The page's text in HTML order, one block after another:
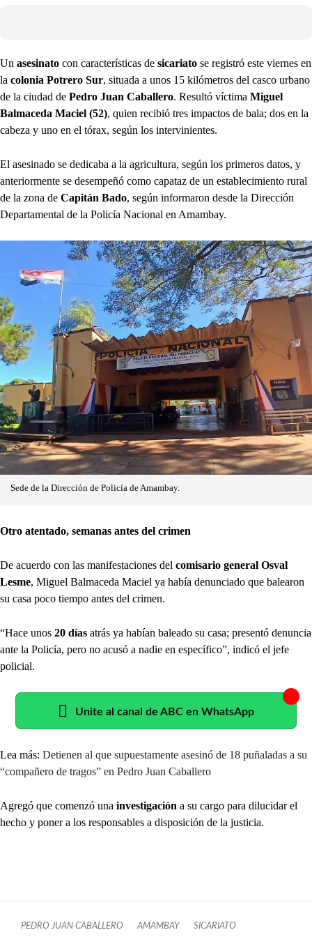
Un asesinato con características de sicariato se registró este viernes en
la colonia Potrero Sur, situada a unos 15 kilómetros del casco urbano
de la ciudad de Pedro Juan Caballero. Resultó víctima Miguel
Balmaceda Maciel (52), quien recibió tres impactos de bala; dos en la
cabeza y uno en el tórax, según los intervinientes.
El asesinado se dedicaba a la agricultura, según los primeros datos, y
anteriormente se desempeñó como capataz de un establecimiento rural
de la zona de Capitán Bado, según informaron desde la Dirección
Departamental de la Policía Nacional en Amambay.
Sede de la Dirección de Policía de Amambay.
Otro atentado, semanas antes del crimen
De acuerdo con las manifestaciones del comisario general Osval
Lesme, Miguel Balmaceda Maciel ya había denunciado que balearon
su casa poco tiempo antes del crimen.
“Hace unos 20 días atrás ya habían baleado su casa; presentó denuncia
ante la Policía, pero no acusó a nadie en específico”, indicó el jefe
policial.
Unite al canal de ABC en WhatsApp
Lea más: Detienen al que supuestamente asesinó de 18 puñaladas a su
“compañero de tragos” en Pedro Juan Caballero
Agregó que comenzó una investigación a su cargo para dilucidar el
hecho y poner a los responsables a disposición de la justicia.
PEDRO JUAN CABALLERO AMAMBAY SICARIATO